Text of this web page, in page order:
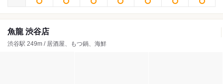
魚龍 渋谷店
渋谷駅 249m / 居酒屋、もつ鍋、海鮮